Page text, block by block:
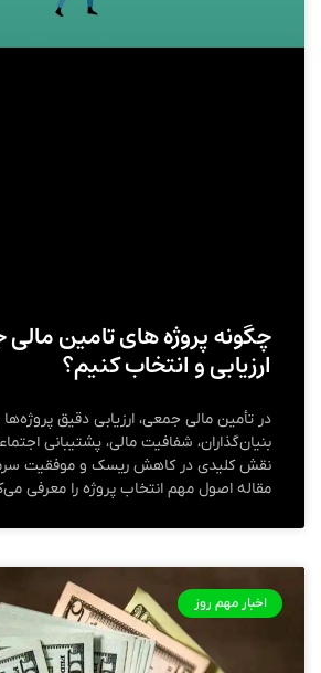
چگونه پروژه های تامین
ارزیابی و انتخاب کنیم؟
در تأمین مالی جمعی، ارزیابی دقیق پروژه‌ها
بنیان‌گذاران، شفافیت مالی، پشتیبانی
نقش کلیدی در کاهش ریسک و موفقیت
مقاله اصول مهم انتخاب پروژه را معرفی
اخبار مهم روز